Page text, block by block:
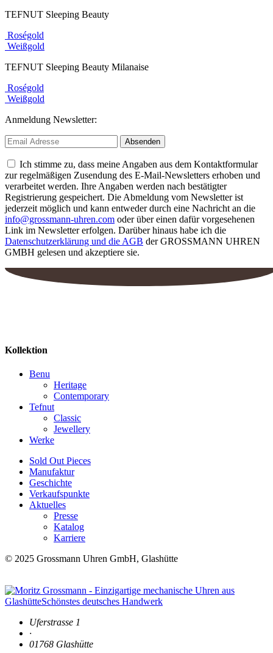
TEFNUT Sleeping Beauty
Roségold
Weißgold
TEFNUT Sleeping Beauty Milanaise
Roségold
Weißgold
Anmeldung Newsletter:
Ich stimme zu, dass meine Angaben aus dem Kontaktformular
zur regelmäßigen Zusendung des E-Mail-Newsletters erhoben und
verarbeitet werden. Ihre Angaben werden nach bestätigter
Registrierung gespeichert. Die Abmeldung vom Newsletter ist
jederzeit möglich und kann entweder durch eine Nachricht an die
info@grossmann-uhren.com oder über einen dafür vorgesehenen
Link im Newsletter erfolgen. Darüber hinaus habe ich die
Datenschutzerklärung und die AGB der GROSSMANN UHREN
GMBH gelesen und akzeptiere sie.
Kollektion
Benu
Heritage
Contemporary
Tefnut
Classic
Jewellery
Werke
Sold Out Pieces
Manufaktur
Geschichte
Verkaufspunkte
Aktuelles
Presse
Katalog
Karriere
© 2025 Grossmann Uhren GmbH, Glashütte
Uferstrasse 1
·
01768 Glashütte